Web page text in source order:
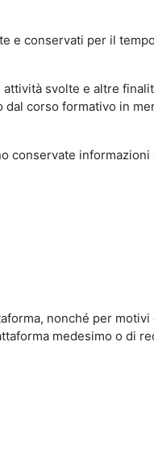
e conservati per il
svolte e altre
corso formativo in
conservate
nonché per
medesimo o di